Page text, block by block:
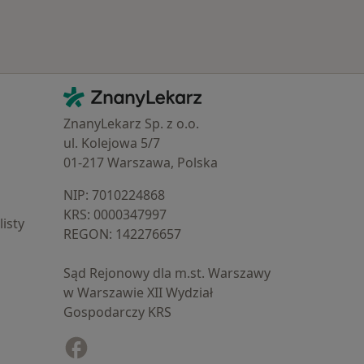
Kontakt
ZnanyLekarz - Strona główna
ZnanyLekarz Sp. z o.o.
ul. Kolejowa 5/7
01-217 Warszawa, Polska
NIP: ⁠7010224868
KRS: ⁠0000347997
REGON: ⁠142276657
Sąd Rejonowy dla m.st. Warszawy
w Warszawie XII Wydział
Gospodarczy KRS